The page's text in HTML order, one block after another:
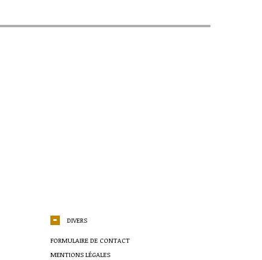
DIVERS
FORMULAIRE DE CONTACT
MENTIONS LÉGALES